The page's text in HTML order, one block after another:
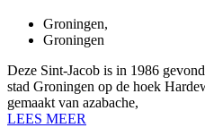
Groningen,
Groningen
Deze Sint-Jacob is in 1986
stad Groningen op de hoek
gemaakt van azabache,
LEES MEER